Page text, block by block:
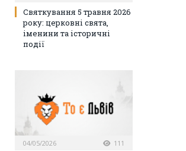
Святкування 5 травня 2026
року: церковні свята,
іменини та історичні
події
04/05/2026 111